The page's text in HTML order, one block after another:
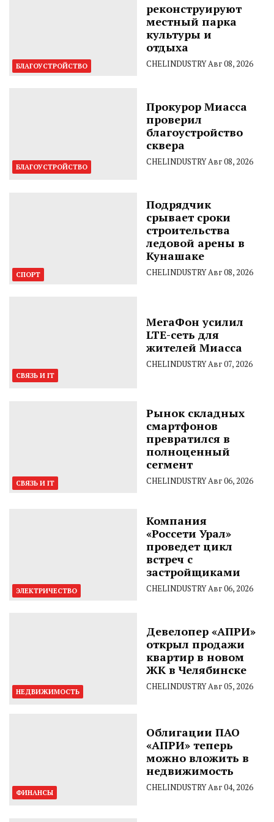
БЛАГОУСТРОЙСТВО
реконструируют
местный парка
культуры и
отдыха
CHELINDUSTRYАвг 08, 2026
БЛАГОУСТРОЙСТВО
Прокурор Миасса
проверил
благоустройство
сквера
CHELINDUSTRYАвг 08, 2026
СПОРТ
Подрядчик
срывает сроки
строительства
ледовой арены в
Кунашаке
CHELINDUSTRYАвг 08, 2026
СВЯЗЬ И IT
МегаФон усилил
LTE-сеть для
жителей Миасса
CHELINDUSTRYАвг 07, 2026
СВЯЗЬ И IT
Рынок складных
смартфонов
превратился в
полноценный
сегмент
CHELINDUSTRYАвг 06, 2026
ЭЛЕКТРИЧЕСТВО
Компания
«Россети Урал»
проведет цикл
встреч с
застройщиками
CHELINDUSTRYАвг 06, 2026
НЕДВИЖИМОСТЬ
Девелопер «АПРИ»
открыл продажи
квартир в новом
ЖК в Челябинске
CHELINDUSTRYАвг 05, 2026
ФИНАНСЫ
Облигации ПАО
«АПРИ» теперь
можно вложить в
недвижимость
CHELINDUSTRYАвг 04, 2026